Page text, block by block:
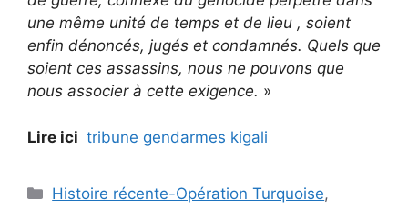
une même unité de temps et de lieu , soient
enfin dénoncés, jugés et condamnés. Quels que
soient ces assassins, nous ne pouvons que
nous associer à cette exigence. »
Lire ici tribune gendarmes kigali
Catégories
Histoire récente-Opération Turquoise,